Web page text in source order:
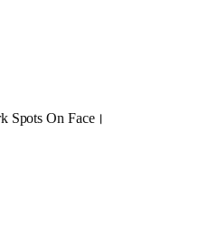
Spots On Face।